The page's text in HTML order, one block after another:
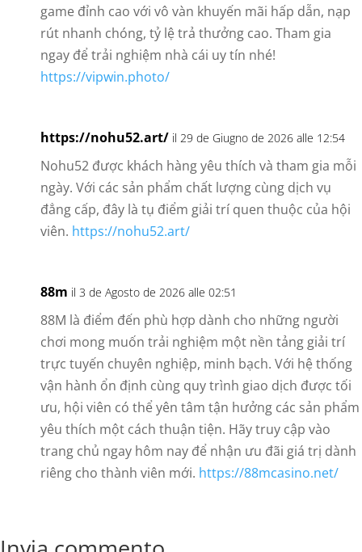
game đỉnh cao với vô vàn khuyến mãi hấp dẫn, nạp
rút nhanh chóng, tỷ lệ trả thưởng cao. Tham gia
ngay để trải nghiệm nhà cái uy tín nhé!
https://vipwin.photo/
https://nohu52.art/ il 29 de Giugno de 2026 alle 12:54
Nohu52 được khách hàng yêu thích và tham gia mỗi
ngày. Với các sản phẩm chất lượng cùng dịch vụ
đẳng cấp, đây là tụ điểm giải trí quen thuộc của hội
viên. https://nohu52.art/
88m il 3 de Agosto de 2026 alle 02:51
88M là điểm đến phù hợp dành cho những người
chơi mong muốn trải nghiệm một nền tảng giải trí
trực tuyến chuyên nghiệp, minh bạch. Với hệ thống
vận hành ổn định cùng quy trình giao dịch được tối
ưu, hội viên có thể yên tâm tận hưởng các sản phẩm
yêu thích một cách thuận tiện. Hãy truy cập vào
trang chủ ngay hôm nay để nhận ưu đãi giá trị dành
riêng cho thành viên mới. https://88mcasino.net/